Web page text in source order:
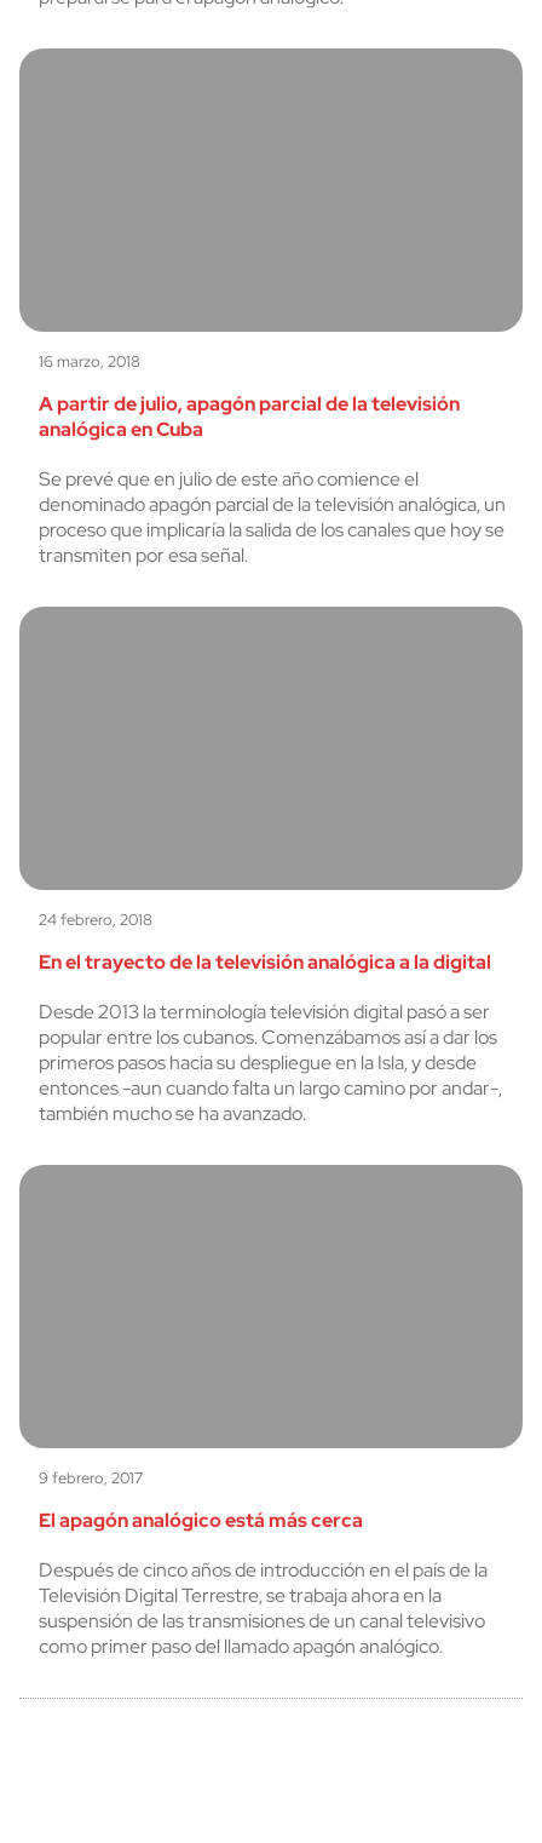
16 marzo, 2018
A partir de julio, apagón parcial de la televisión
analógica en Cuba
Se prevé que en julio de este año comience el
denominado apagón parcial de la televisión analógica, un
proceso que implicaría la salida de los canales que hoy se
transmiten por esa señal.
24 febrero, 2018
En el trayecto de la televisión analógica a la digital
Desde 2013 la terminología televisión digital pasó a ser
popular entre los cubanos. Comenzábamos así a dar los
primeros pasos hacia su despliegue en la Isla, y desde
entonces -aun cuando falta un largo camino por andar-,
también mucho se ha avanzado.
9 febrero, 2017
El apagón analógico está más cerca
Después de cinco años de introducción en el país de la
Televisión Digital Terrestre, se trabaja ahora en la
suspensión de las transmisiones de un canal televisivo
como primer paso del llamado apagón analógico.